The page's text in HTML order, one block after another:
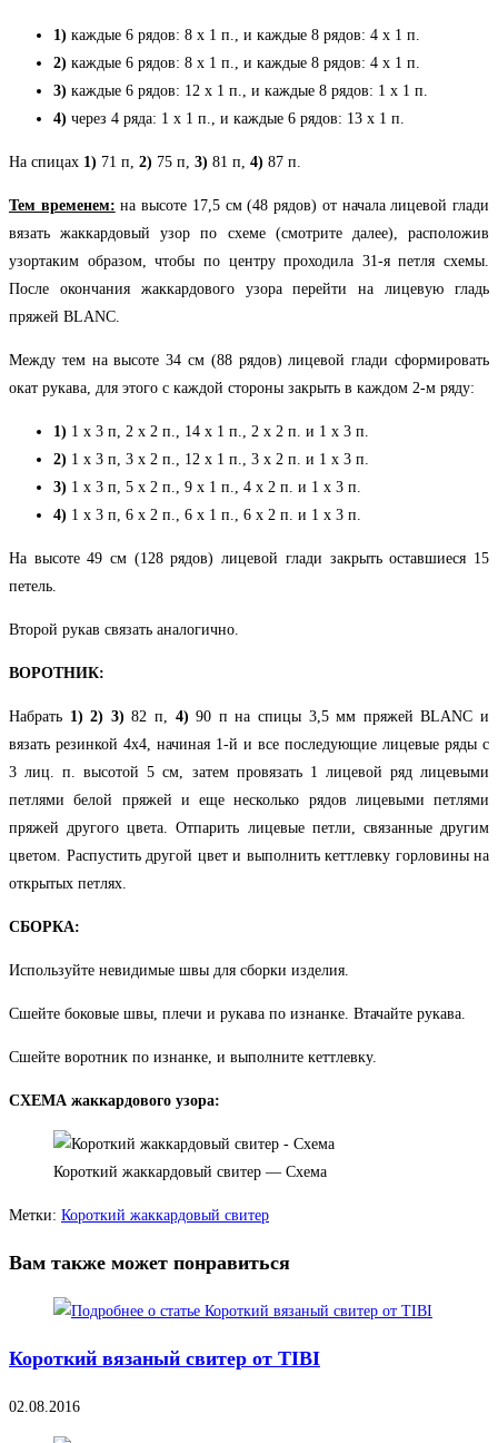
1) каждые 6 рядов: 8 х 1 п., и каждые 8 рядов: 4 х 1 п.
2) каждые 6 рядов: 8 х 1 п., и каждые 8 рядов: 4 х 1 п.
3) каждые 6 рядов: 12 х 1 п., и каждые 8 рядов: 1 х 1 п.
4) через 4 ряда: 1 х 1 п., и каждые 6 рядов: 13 х 1 п.
На спицах 1) 71 п, 2) 75 п, 3) 81 п, 4) 87 п.
Тем временем: на высоте 17,5 см (48 рядов) от начала лицевой глади
вязать жаккардовый узор по схеме (смотрите далее), расположив
узортаким образом, чтобы по центру проходила 31-я петля схемы.
После окончания жаккардового узора перейти на лицевую гладь
пряжей BLANC.
Между тем на высоте 34 см (88 рядов) лицевой глади сформировать
окат рукава, для этого с каждой стороны закрыть в каждом 2-м ряду:
1) 1 х 3 п, 2 х 2 п., 14 х 1 п., 2 х 2 п. и 1 х 3 п.
2) 1 х 3 п, 3 х 2 п., 12 х 1 п., 3 х 2 п. и 1 х 3 п.
3) 1 х 3 п, 5 х 2 п., 9 х 1 п., 4 х 2 п. и 1 х 3 п.
4) 1 х 3 п, 6 х 2 п., 6 х 1 п., 6 х 2 п. и 1 х 3 п.
На высоте 49 см (128 рядов) лицевой глади закрыть оставшиеся 15
петель.
Второй рукав связать аналогично.
ВОРОТНИК:
Набрать 1) 2) 3) 82 п, 4)90 п на спицы 3,5 мм пряжей BLANC и
вязать резинкой 4х4, начиная 1-й и все последующие лицевые ряды с
3 лиц. п. высотой 5 см, затем провязать 1 лицевой ряд лицевыми
петлями белой пряжей и еще несколько рядов лицевыми петлями
пряжей другого цвета. Отпарить лицевые петли, связанные другим
цветом. Распустить другой цвет и выполнить кеттлевку горловины на
открытых петлях.
СБОРКА:
Используйте невидимые швы для сборки изделия.
Сшейте боковые швы, плечи и рукава по изнанке. Втачайте рукава.
Сшейте воротник по изнанке, и выполните кеттлевку.
СХЕМА жаккардового узора:
Короткий жаккардовый свитер — Схема
Метки: Короткий жаккардовый свитер
Вам также может понравиться
Короткий вязаный свитер от TIBI
02.08.2016